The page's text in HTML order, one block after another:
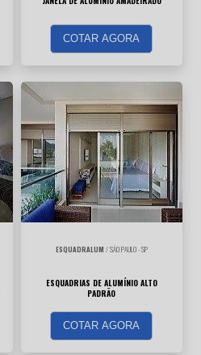
COTAR AGORA
ESQUADRALUM / SÃO PAULO - SP
ESQUADRIAS DE ALUMÍNIO ALTO
PADRÃO
COTAR AGORA